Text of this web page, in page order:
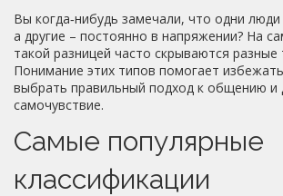
Вы когда‑нибудь замечали, что одни
а другие – постоянно в напряжении? На
такой разницей часто скрываются разные
Понимание этих типов помогает
выбрать правильный подход к общению и
самочувствие.
Самые популярные
классификации